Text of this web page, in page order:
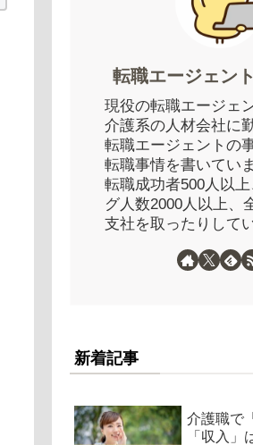
転職エージェン
現役の転職エージェ
介護系の人材会社に
転職エージェントの
転職事情を書いていま
転職成功者500人以
グ人数2000人以上、
支社を取ったりして
新着記事
介護職で
「収入」